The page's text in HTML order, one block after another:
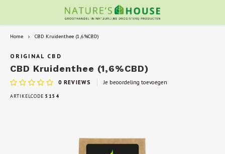
Home CBD Kruidenthee (1,6%CBD)
ORIGINAL CBD
CBD Kruidenthee (1,6%CBD)
0 REVIEWS Je beoordeling toevoegen
ARTIKELCODE 5154